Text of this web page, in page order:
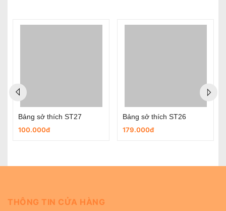
Bảng sở thích ST27
100.000đ
Bảng sở thích ST26
179.000đ
THÔNG TIN CỬA HÀNG